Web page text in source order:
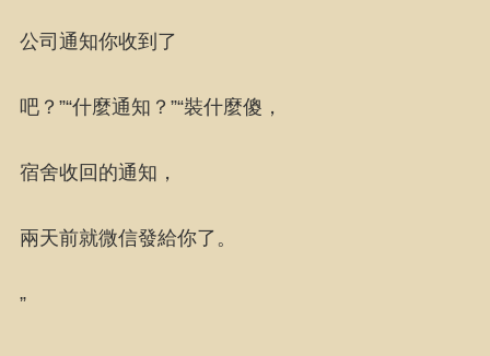
公司通知你收到了
吧？”“什麼通知？”“裝什麼傻，
宿舍收回的通知，
兩天前就微信發給你了。
”